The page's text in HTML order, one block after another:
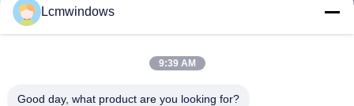
Lcmwindows
9:39 AM
Good day, what product are you looking for?